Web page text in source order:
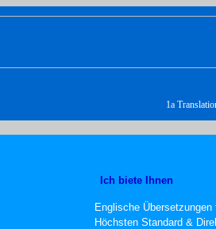
1a
Ich biete Ihnen
Englische
Höchsten Standard &